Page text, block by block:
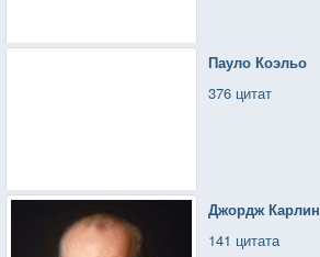
Пауло Коэльо
376 цитат
Джордж Карлин
141 цитата